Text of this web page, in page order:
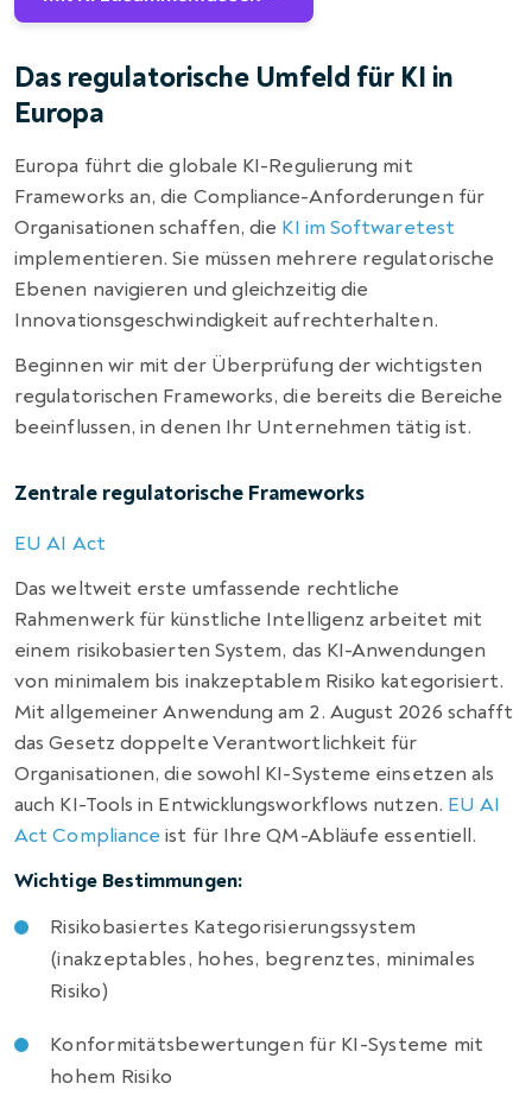
Das regulatorische Umfeld für KI in
Europa
Europa führt die globale KI-Regulierung mit
Frameworks an, die Compliance-Anforderungen für
Organisationen schaffen, die KI im Softwaretest
implementieren. Sie müssen mehrere regulatorische
Ebenen navigieren und gleichzeitig die
Innovationsgeschwindigkeit aufrechterhalten.
Beginnen wir mit der Überprüfung der wichtigsten
regulatorischen Frameworks, die bereits die Bereiche
beeinflussen, in denen Ihr Unternehmen tätig ist.
Zentrale regulatorische Frameworks
EU AI Act
Das weltweit erste umfassende rechtliche
Rahmenwerk für künstliche Intelligenz arbeitet mit
einem risikobasierten System, das KI-Anwendungen
von minimalem bis inakzeptablem Risiko kategorisiert.
Mit allgemeiner Anwendung am 2. August 2026 schafft
das Gesetz doppelte Verantwortlichkeit für
Organisationen, die sowohl KI-Systeme einsetzen als
auch KI-Tools in Entwicklungsworkflows nutzen. EU AI
Act Compliance ist für Ihre QM-Abläufe essentiell.
Wichtige Bestimmungen:
Risikobasiertes Kategorisierungssystem
(inakzeptables, hohes, begrenztes, minimales
Risiko)
Konformitätsbewertungen für KI-Systeme mit
hohem Risiko